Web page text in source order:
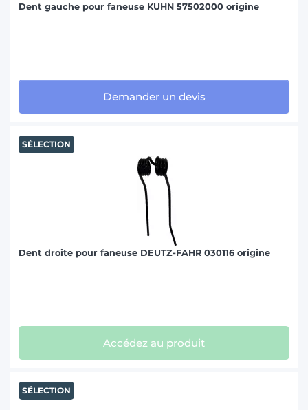
Dent gauche pour faneuse KUHN 57502000 origine
Demander un devis
SÉLECTION
Dent droite pour faneuse DEUTZ-FAHR 030116 origine
Accédez au produit
SÉLECTION